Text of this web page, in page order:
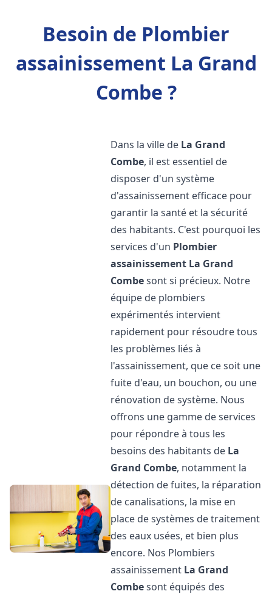
Besoin de Plombier
assainissement La Grand
Combe ?
Dans la ville de La Grand
Combe, il est essentiel de
disposer d'un système
d'assainissement efficace pour
garantir la santé et la sécurité
des habitants. C'est pourquoi les
services d'un Plombier
assainissement La Grand
Combesont si précieux. Notre
équipe de plombiers
expérimentés intervient
rapidement pour résoudre tous
les problèmes liés à
l'assainissement, que ce soit une
fuite d'eau, un bouchon, ou une
rénovation de système. Nous
offrons une gamme de services
pour répondre à tous les
besoins des habitants de La
Grand Combe, notamment la
détection de fuites, la réparation
de canalisations, la mise en
place de systèmes de traitement
des eaux usées, et bien plus
encore. Nos Plombiers
assainissement La Grand
Combesont équipés des